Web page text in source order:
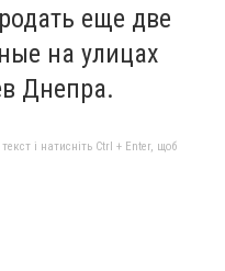
еще две
на улицах
Днепра.
і натисніть Ctrl + Enter, щоб